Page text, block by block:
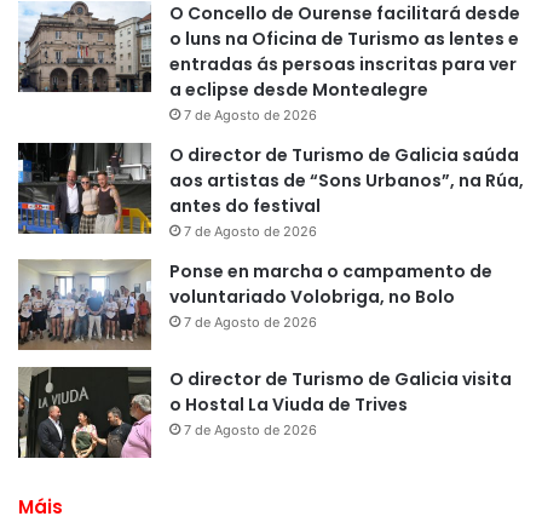
O Concello de Ourense facilitará desde
o luns na Oficina de Turismo as lentes e
entradas ás persoas inscritas para ver
a eclipse desde Montealegre
7 de Agosto de 2026
O director de Turismo de Galicia saúda
aos artistas de “Sons Urbanos”, na Rúa,
antes do festival
7 de Agosto de 2026
Ponse en marcha o campamento de
voluntariado Volobriga, no Bolo
7 de Agosto de 2026
O director de Turismo de Galicia visita
o Hostal La Viuda de Trives
7 de Agosto de 2026
Máis